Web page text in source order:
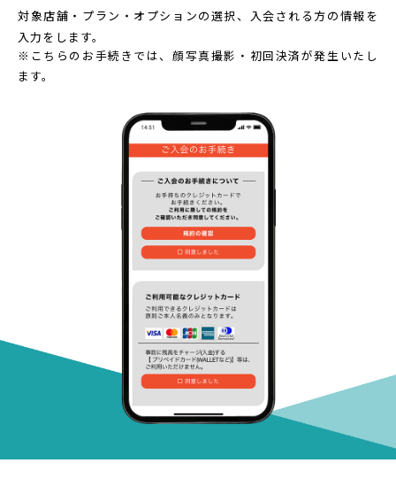
対象店舗・プラン・オプションの選択、 入会される方の情報を
入力をします。
※こちらのお手続きでは、顔写真撮影・初回決済が発生いたし
ます。